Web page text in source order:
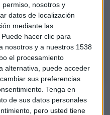
permiso, nosotros y
datos de localización
mediante las
hacer clic para
nosotros y a nuestros 1538
el procesamiento
alternativa, puede acceder
sus preferencias
Tenga en
de sus datos personales
pero usted tiene
a seguir bajando" a BBVA
Invertia/El Español, repasa los
SOFI o Novo Nordisk, entre